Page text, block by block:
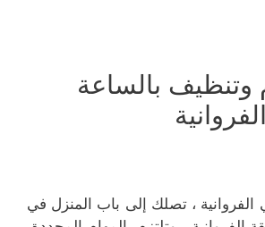
بالساعة
الفروانية ، تصلك إلى باب المنزل في